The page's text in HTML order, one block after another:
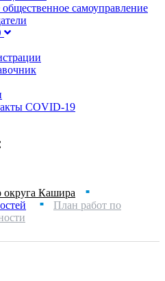
самоуправление
COVID-19
округа Кашира ■
■
План работ по